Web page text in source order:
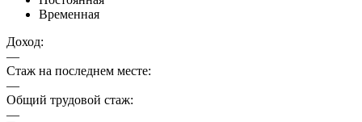
Временная
Доход:
—
Стаж на последнем месте:
—
Общий трудовой стаж:
—